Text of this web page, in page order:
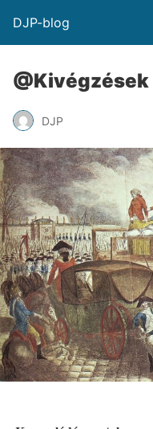
DJP-blog
@Kivégzések
DJP